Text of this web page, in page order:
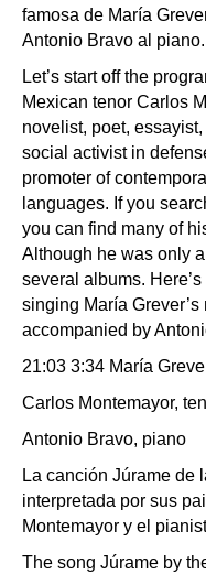
famosa de María
Antonio Bravo al piano.
Let’s start off the
Mexican tenor Carlos
novelist, poet,
social activist in
promoter of
languages. If you
you can find many of
Although he was only
several albums.
singing María Grever’s
accompanied by
21:03 3:34 María
Carlos Montemayor,
Antonio Bravo, piano
La canción Júrame de
interpretada por sus
Montemayor y el
The song Júrame by